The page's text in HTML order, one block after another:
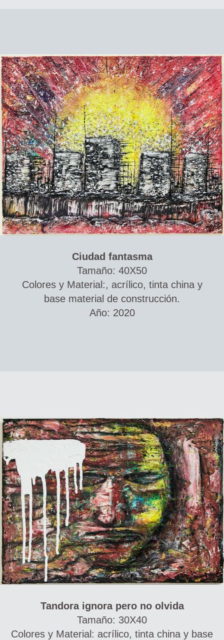
Ciudad fantasma
Tamaño: 40X50
Colores y Material:, acrílico, tinta china y
base material de construcción.
Año: 2020
Tandora ignora pero no olvida
Tamaño: 30X40
Colores y Material: acrílico, tinta china y base